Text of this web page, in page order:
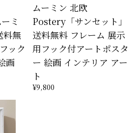
ミ
料無
ック
画
ムーミン 北欧
Postery「サンセット」
送料無料 フレーム 展示
用フック付アートポスタ
ー 絵画 インテリア アー
ト
¥9,800